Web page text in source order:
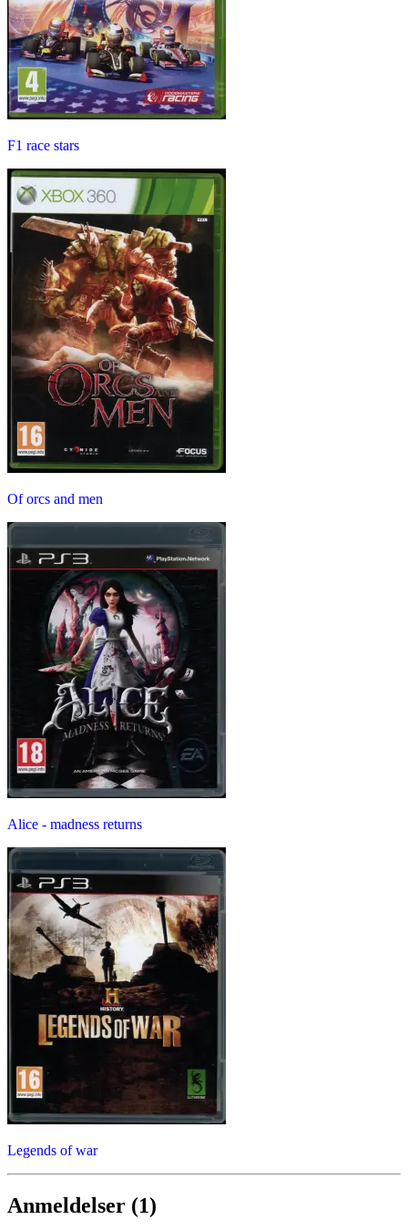
F1 race stars
Of orcs and men
Alice - madness returns
Legends of war
Anmeldelser (1)